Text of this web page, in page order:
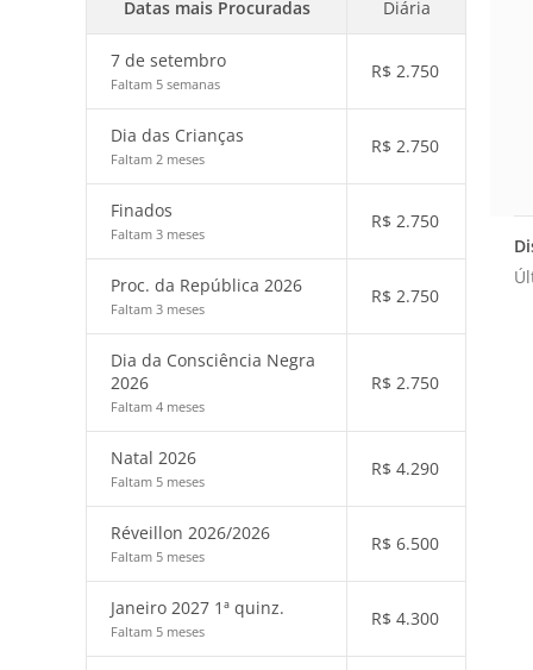
Datas mais Procuradas Diária
7 de setembro
Faltam 5 semanas
R$ 2.750
Dia das Crianças
Faltam 2 meses
R$ 2.750
Finados
Faltam 3 meses
R$ 2.750
Proc. da República 2026
Faltam 3 meses
R$ 2.750
Dia da Consciência Negra
2026
Faltam 4 meses
R$ 2.750
Natal 2026
Faltam 5 meses
R$ 4.290
Réveillon 2026/2026
Faltam 5 meses
R$ 6.500
Janeiro 2027 1ª quinz.
Faltam 5 meses
R$ 4.300